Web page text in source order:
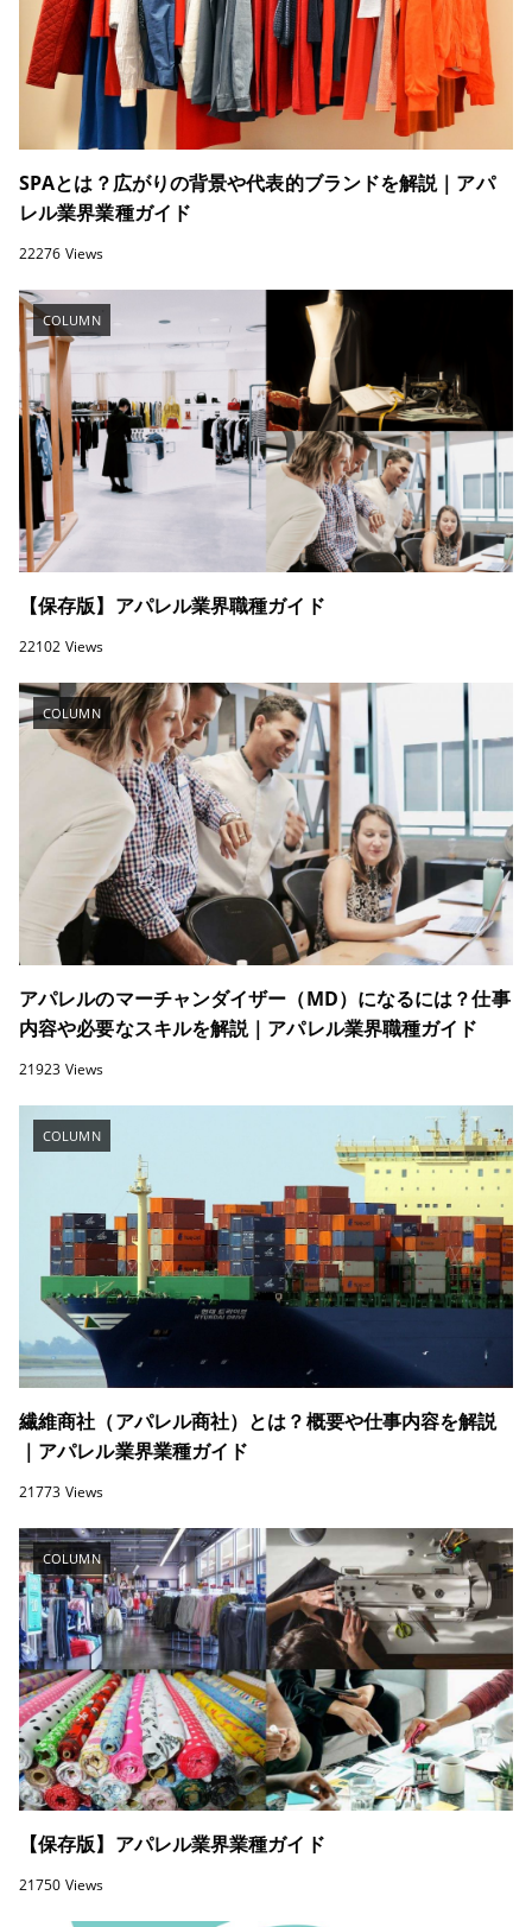
SPAとは？広がりの背景や代表的ブランドを解説｜アパ
レル業界業種ガイド
22276 Views
COLUMN
【保存版】アパレル業界職種ガイド
22102 Views
COLUMN
アパレルのマーチャンダイザー（MD）になるには？仕事
内容や必要なスキルを解説｜アパレル業界職種ガイド
21923 Views
COLUMN
繊維商社（アパレル商社）とは？概要や仕事内容を解説
｜アパレル業界業種ガイド
21773 Views
COLUMN
【保存版】アパレル業界業種ガイド
21750 Views